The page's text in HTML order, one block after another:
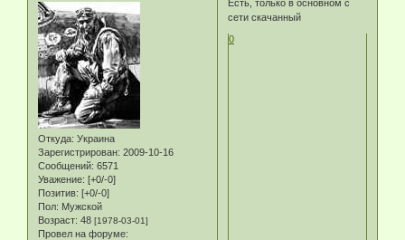
Откуда: Украина
Зарегистрирован: 2009-10-16
Сообщений: 6571
Уважение: [+0/-0]
Позитив: [+0/-0]
Пол: Мужской
Возраст: 48 [1978-03-01]
Провел на форуме:
Есть, только в основном с
сети скачанный
0